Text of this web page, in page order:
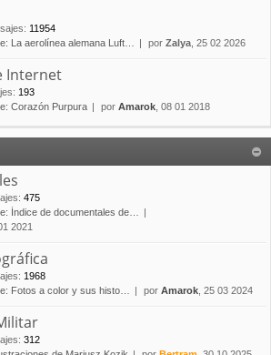
: 11954
La aerolínea alemana Luft… por Zalya , 25 02 2026
Internet
: 193
Corazón Purpura por Amarok , 08 01 2018
: 475
Índice de documentales de…
2021
: 1968
Fotos a color y sus histo… por Amarok , 25 03 2024
: 312